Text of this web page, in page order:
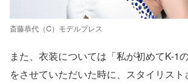
斎藤恭代（C）モデルプレス
また、衣装については「私が初めてK-1
をさせていただいた時に、スタイリス